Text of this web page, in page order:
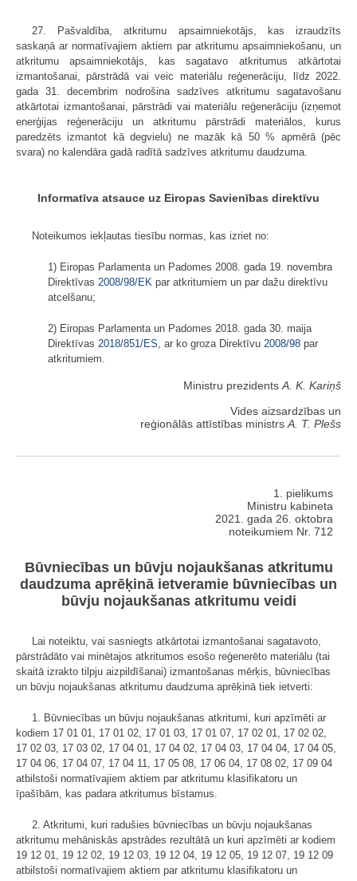
27. Pašvaldība, atkritumu apsaimniekotājs, kas izraudzīts
saskaņā ar normatīvajiem aktiem par atkritumu apsaimniekošanu, un
atkritumu apsaimniekotājs, kas sagatavo atkritumus atkārtotai
izmantošanai, pārstrādā vai veic materiālu reģenerāciju, līdz 2022.
gada 31. decembrim nodrošina sadzīves atkritumu sagatavošanu
atkārtotai izmantošanai, pārstrādi vai materiālu reģenerāciju (izņemot
enerģijas reģenerāciju un atkritumu pārstrādi materiālos, kurus
paredzēts izmantot kā degvielu) ne mazāk kā 50 % apmērā (pēc
svara) no kalendāra gadā radītā sadzīves atkritumu daudzuma.
Informatīva atsauce uz Eiropas Savienības direktīvu
Noteikumos iekļautas tiesību normas, kas izriet no:
1) Eiropas Parlamenta un Padomes 2008. gada 19. novembra
Direktīvas 2008/98/EK par atkritumiem un par dažu direktīvu
atcelšanu;
2) Eiropas Parlamenta un Padomes 2018. gada 30. maija
Direktīvas 2018/851/ES, ar ko groza Direktīvu 2008/98 par
atkritumiem.
Ministru prezidents A. K. Kariņš
Vides aizsardzības un
reģionālās attīstības ministrs A. T. Plešs
1. pielikums
Ministru kabineta
2021. gada 26. oktobra
noteikumiem Nr. 712
Būvniecības un būvju nojaukšanas atkritumu
daudzuma aprēķinā ietveramie būvniecības un
būvju nojaukšanas atkritumu veidi
Lai noteiktu, vai sasniegts atkārtotai izmantošanai sagatavoto,
pārstrādāto vai minētajos atkritumos esošo reģenerēto materiālu (tai
skaitā izrakto tilpju aizpildīšanai) izmantošanas mērķis, būvniecības
un būvju nojaukšanas atkritumu daudzuma aprēķinā tiek ietverti:
1. Būvniecības un būvju nojaukšanas atkritumi, kuri apzīmēti ar
kodiem 17 01 01, 17 01 02, 17 01 03, 17 01 07, 17 02 01, 17 02 02,
17 02 03, 17 03 02, 17 04 01, 17 04 02, 17 04 03, 17 04 04, 17 04 05,
17 04 06, 17 04 07, 17 04 11, 17 05 08, 17 06 04, 17 08 02, 17 09 04
atbilstoši normatīvajiem aktiem par atkritumu klasifikatoru un
īpašībām, kas padara atkritumus bīstamus.
2. Atkritumi, kuri radušies būvniecības un būvju nojaukšanas
atkritumu mehāniskās apstrādes rezultātā un kuri apzīmēti ar kodiem
19 12 01, 19 12 02, 19 12 03, 19 12 04, 19 12 05, 19 12 07, 19 12 09
atbilstoši normatīvajiem aktiem par atkritumu klasifikatoru un